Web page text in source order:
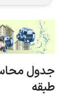
طبقه